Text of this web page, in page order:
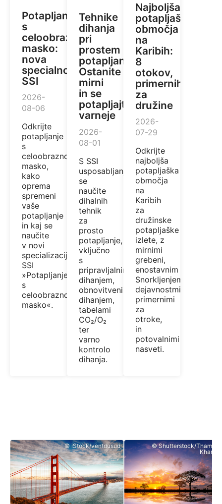
Potapljanje
s
celoobrazno
masko:
nova
specialnost
SSI
2026-
08-06
Odkrijte
potapljanje
s
celoobrazno
masko,
kako
oprema
spremeni
vaše
potapljanje
in kaj se
naučite
v novi
specializaciji
SSI
»Potapljanje
s
celoobrazno
masko«.
Tehnike
dihanja
pri
prostem
potapljanju:
Ostanite
mirni
in se
potapljajte
varneje
2026-
08-01
S SSI
usposabljanjem
se
naučite
dihalnih
tehnik
za
prosto
potapljanje,
vključno
s
pripravljalnim
dihanjem,
obnovitvenim
dihanjem,
tabelami
CO₂/O₂
ter
varno
kontrolo
dihanja.
Najboljša
potapljaška
območja
na
Karibih:
8
otokov,
primernih
za
družine
2026-
07-29
Odkrijte
najboljša
potapljaška
območja
na
Karibih
za
družinske
potapljaške
izlete, z
mirnimi
grebeni,
enostavnim
Snorkljenjem,
dejavnostmi,
primernimi
za
otroke,
in
potovalnimi
nasveti.
© iStock/ventdusud
© Shutterstock/